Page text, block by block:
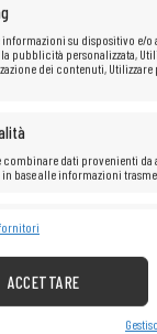
su dispositivo e/o
pubblicità personalizzata,
dei contenuti,
combinare dati provenienti
base alle informazioni
la sicurezza, prevenire
fornitori
ACCETTARE